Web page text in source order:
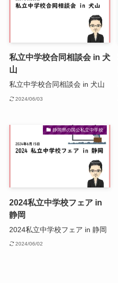
私立中学校合同相談会 in 犬
山
私立中学校合同相談会 in 犬山
2024/06/03
静岡県の国公私立中学校
2024私立中学校フェア in
静岡
2024私立中学校フェア in 静岡
2024/06/02